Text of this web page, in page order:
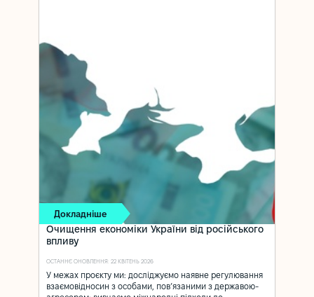
Докладніше
Очищення економіки України від російського
впливу
ОСТАННЄ ОНОВЛЕННЯ: 22 КВІТЕНЬ 2026
У межах проєкту ми: досліджуємо наявне регулювання
взаємовідносин з особами, пов’язаними з державою-